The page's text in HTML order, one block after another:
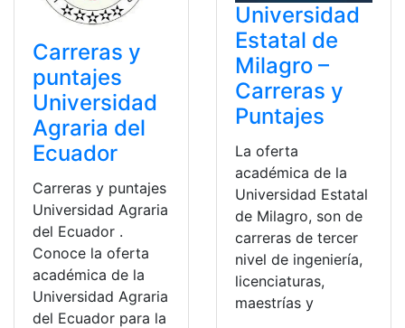
Carreras y
puntajes
Universidad
Agraria del
Ecuador
Carreras y puntajes
Universidad Agraria
del Ecuador .
Conoce la oferta
académica de la
Universidad Agraria
del Ecuador para la
Universidad
Estatal de
Milagro –
Carreras y
Puntajes
La oferta
académica de la
Universidad Estatal
de Milagro, son de
carreras de tercer
nivel de ingeniería,
licenciaturas,
maestrías y